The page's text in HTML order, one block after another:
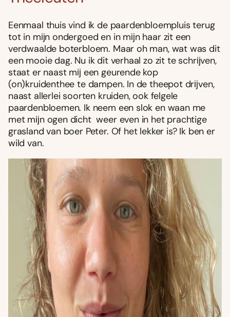
Eenmaal thuis vind ik de paardenbloempluis terug
tot in mĳn ondergoed en in mĳn haar zit een
verdwaalde boterbloem. Maar oh man, wat was dit
een mooie dag. Nu ik dit verhaal zo zit te schrĳven,
staat er naast mĳ een geurende kop
(on)kruidenthee te dampen. In de theepot drĳven,
naast allerlei soorten kruiden, ook felgele
paardenbloemen. Ik neem een slok en waan me
met mĳn ogen dicht weer even in het prachtige
grasland van boer Peter. Of het lekker is? Ik ben er
wild van.